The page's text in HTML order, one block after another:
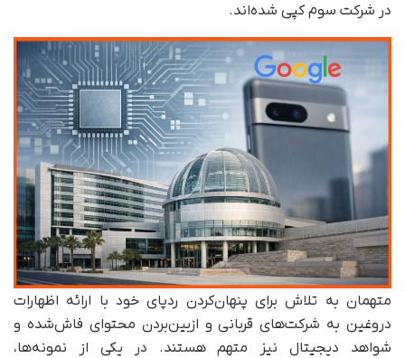
در شرکت سوم کپی شده‌اند.
متهمان به تلاش برای پنهان‌کردن ردپای خود با ارائه اظهارات
دروغین به شرکت‌های قربانی و از‌بین‌بردن محتوای فاش‌شده و
شواهد دیجیتال نیز متهم هستند. در یکی از نمونه‌ها،